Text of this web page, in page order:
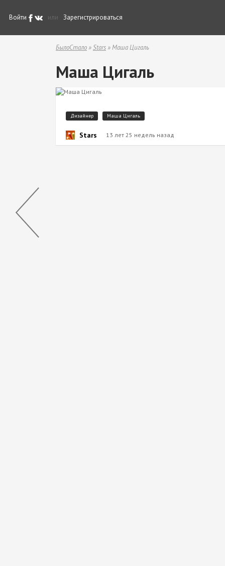
Войти или Зарегистрироваться
БылоСтало »Stars » Маша Цигаль
Маша Цигаль
Дизайнер Маша Цигаль
Stars 13 лет 25 недель назад